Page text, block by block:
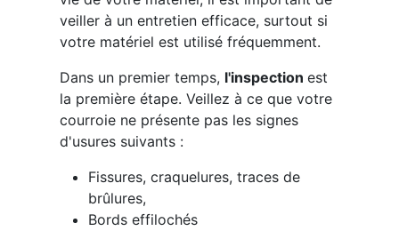
veiller à un entretien efficace, surtout si
votre matériel est utilisé fréquemment.
Dans un premier temps, l'inspectionest
la première étape. Veillez à ce que votre
courroie ne présente pas les signes
d'usures suivants :
Fissures, craquelures, traces de
brûlures,
Bords effilochés